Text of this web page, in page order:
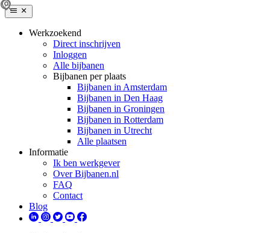
Werkzoekend
Direct inschrijven
Inloggen
Alle bijbanen
Bijbanen per plaats
Bijbanen in Amsterdam
Bijbanen in Den Haag
Bijbanen in Groningen
Bijbanen in Rotterdam
Bijbanen in Utrecht
Alle plaatsen
Informatie
Ik ben werkgever
Over Bijbanen.nl
FAQ
Contact
Blog